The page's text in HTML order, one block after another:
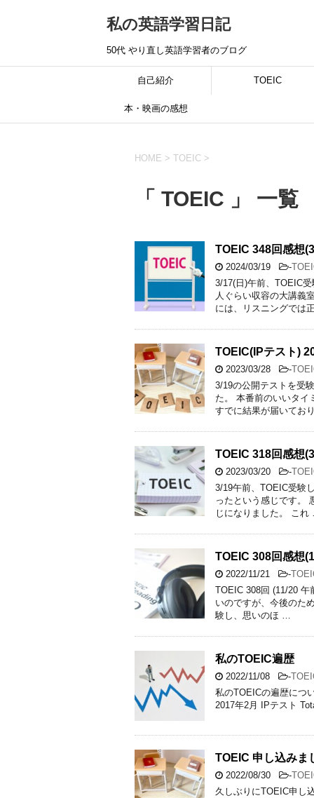
私の英語学習日記
50代 やり直し英語学習者のブログ
自己紹介 TOEIC
本・映画の感想
HOME > TOEIC >
「 TOEIC 」 一覧
TOEIC 348回感想
2024/03/19 -
3/17(日)午前、TOEIC
人ぐらい収容の大講義
には、リスニングでは
TOEIC(IPテスト)
2023/03/28 -
3/19の公開テストを受
た。 本番前のいいタイ
すでに結果が届いてお
TOEIC 318回感想
2023/03/20 -
3/19午前、TOEIC受験
ったという感じです。
じになりました。 こ
TOEIC 308回感想
2022/11/21 -
TOEIC 308回 (11/20 午
いのですが、今後のた
験し、思いのほ …
私のTOEIC遍歴
2022/11/08 -
私のTOEICの遍歴につ
2017年2月 IPテスト
TOEIC 申し込みま
2022/08/30 -
久しぶりにTOEIC申し